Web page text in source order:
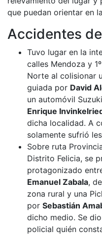
que puedan orientar en
Accidentes
Tuvo lugar en la
calles Mendoza y
Norte al colisionar
guiada por David
un automóvil
Enrique
dicha localidad. A
solamente sufrió
Sobre ruta
Distrito Felicia, se
protagonizado
Emanuel Zabala,
zona rural y una
por Sebastián
dicho medio. Se
policial quién